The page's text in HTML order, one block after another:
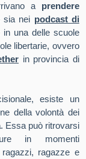
a prendere
sia nei podcast di
una delle scuole
libertarie, ovvero
in provincia di
esiste un
della volontà dei
. Essa può ritrovarsi
in momenti
ragazzi, ragazze e